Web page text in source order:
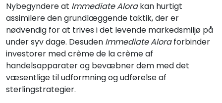
Nybegyndere at Immediate Alorakan hurtigt
assimilere den grundlæggende taktik, der er
nødvendig for at trives i det levende markedsmiljø på
under syv dage. Desuden Immediate Aloraforbinder
investorer med crème de la crème af
handelsapparater og bevæbner dem med det
væsentlige til udformning og udførelse af
sterlingstrategier.